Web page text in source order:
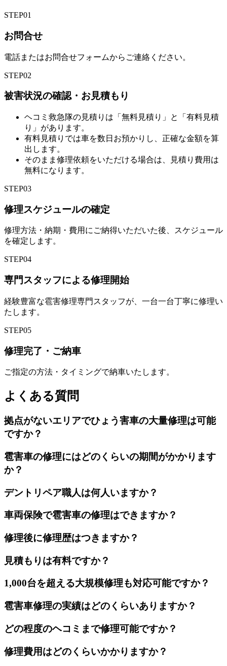
STEP01
お問合せ
電話またはお問合せフォームからご連絡ください。
STEP02
被害状況の確認・お見積もり
ヘコミ救急隊の見積りは「無料見積り」と「有料見積
り」があります。
有料見積りでは車を数日お預かりし、正確な金額を算
出します。
そのまま修理依頼をいただける場合は、見積り費用は
無料になります。
STEP03
修理スケジュールの確定
修理方法・納期・費用にご納得いただいた後、スケジュール
を確定します。
STEP04
専門スタッフによる修理開始
経験豊富な雹害修理専門スタッフが、一台一台丁寧に修理い
たします。
STEP05
修理完了・ご納車
ご指定の方法・タイミングで納車いたします。
よくある質問
拠点がないエリアでひょう害車の大量修理は可能
ですか？
雹害車の修理にはどのくらいの期間がかかります
か？
デントリペア職人は何人いますか？
車両保険で雹害車の修理はできますか？
修理後に修理歴はつきますか？
見積もりは有料ですか？
1,000台を超える大規模修理も対応可能ですか？
雹害車修理の実績はどのくらいありますか？
どの程度のヘコミまで修理可能ですか？
修理費用はどのくらいかかりますか？